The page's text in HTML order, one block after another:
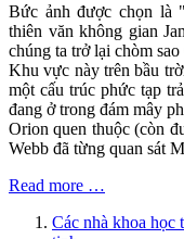
Bức ảnh được chọn là
thiên văn không gian
chúng ta trở lại chòm
Khu vực này trên bầu
một cấu trúc phức tạp
đang ở trong đám mây
Orion quen thuộc (còn
Webb đã từng quan sát
Read more …
Các nhà khoa học